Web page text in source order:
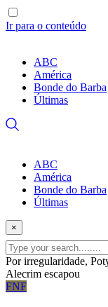
Ir para o conteúdo
ABC
América
Bonde do Barba
Últimas
ABC
América
Bonde do Barba
Últimas
×
Por irregularidade,
Alecrim escapou
FNF